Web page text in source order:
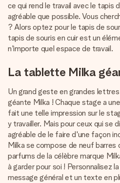
ce qui rend le travail avec le tapis
agréable que possible. Vous
? Alors optez pour le tapis de
tapis de souris en cuir est un
n'importe quel espace de travail.
La tablette Milka
Un grand geste en grandes
géante Milka ! Chaque stage a
fait une telle impression sur le
y travailler. Mais pour ceux qui se
agréable de le faire d'une façon
Milka se compose de neuf barres
parfums de la célèbre marque
à garder pour soi ! Personnalisez
message général et un texte en